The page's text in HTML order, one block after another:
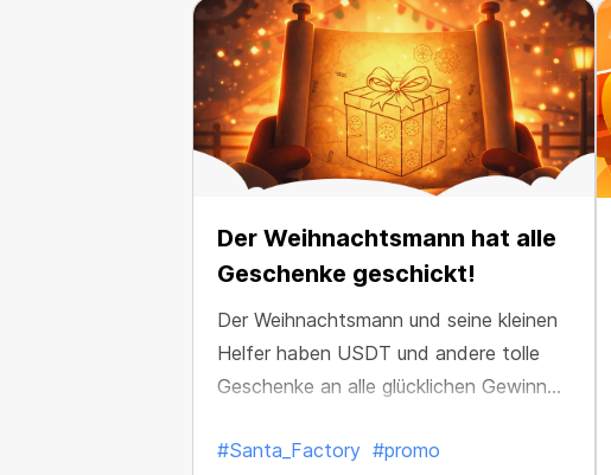
Der Weihnachtsmann hat alle
Geschenke geschickt!
Der Weihnachtsmann und seine kleinen
Helfer haben USDT und andere tolle
Geschenke an alle glücklichen Gewinner
#Santa_Factory #promo